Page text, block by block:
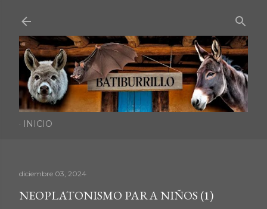
INICIO
diciembre 03, 2024
NEOPLATONISMO PARA NIÑOS (1)